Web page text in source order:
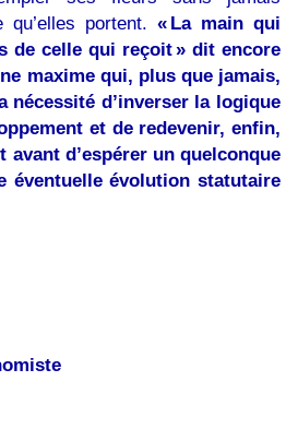
portent. « La main qui
de celle qui reçoit » dit encore
maxime qui, plus que jamais,
nécessité d’inverser la logique
et de redevenir, enfin,
d’espérer un quelconque
éventuelle évolution statutaire